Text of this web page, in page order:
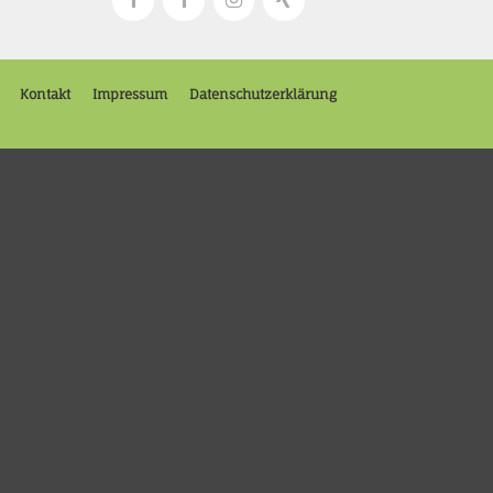
Kontakt Impressum Datenschutzerklärung